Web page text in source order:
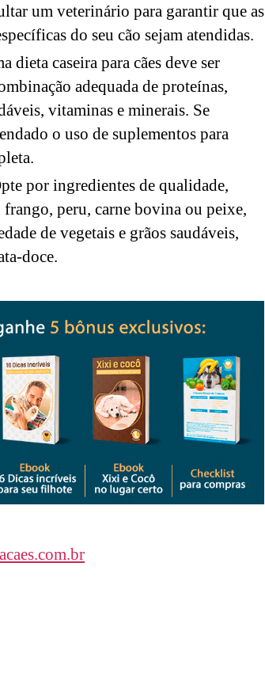
um veterinário para garantir que as
do seu cão sejam atendidas.
caseira para cães deve ser
adequada de proteínas,
vitaminas e minerais. Se
o uso de suplementos para
por ingredientes de qualidade,
frango, peru, carne bovina ou peixe,
de vegetais e grãos saudáveis,
doce.